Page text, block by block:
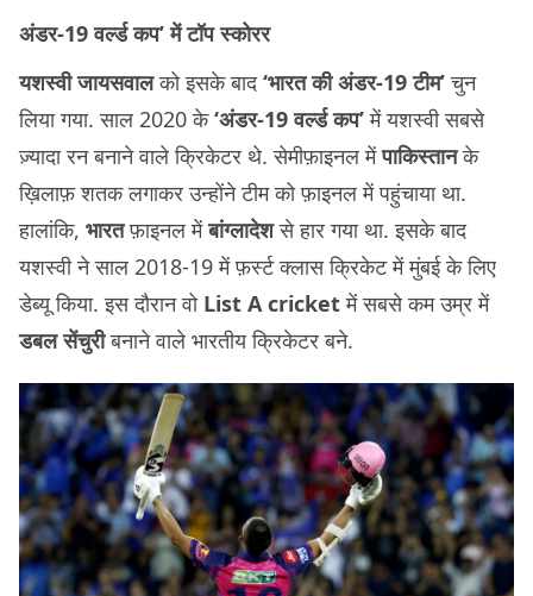
अंडर-19 वर्ल्ड कप’में टॉप स्कोरर
यशस्वी जायसवालको इसके बाद‘भारत की अंडर-19 टीम’चुन
लिया गया. साल 2020 के‘अंडर-19 वर्ल्ड कप’में यशस्वी सबसे
ज़्यादा रन बनाने वाले क्रिकेटर थे. सेमीफ़ाइनल मेंपाकिस्तानके
ख़िलाफ़ शतक लगाकर उन्होंने टीम को फ़ाइनल में पहुंचाया था.
हालांकि, भारतफ़ाइनल मेंबांग्लादेशसे हार गया था. इसके बाद
यशस्वी ने साल 2018-19 में फ़र्स्ट क्लास क्रिकेट में मुंबई के लिए
डेब्यू किया. इस दौरान वोList A cricketमें सबसे कम उम्र में
डबल सेंचुरीबनाने वाले भारतीय क्रिकेटर बने.